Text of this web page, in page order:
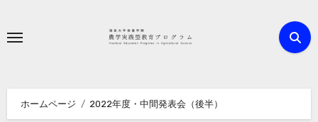
ホームページ 2022年度・中間発表会（後半）